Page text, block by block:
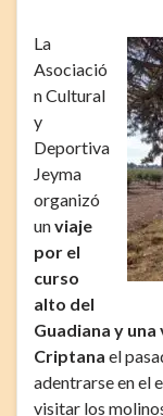
La
Asociació
n Cultural
y
Deportiva
Jeyma
organizó
unviaje
por el
curso
alto del
Guadiana y
Criptana el
adentrarse en el
visitar los